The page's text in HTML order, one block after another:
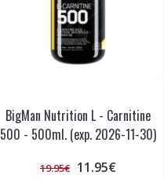
BigMan Nutrition L - Carnitine
500 - 500ml. (exp. 2026-11-30)
19.95€ 11.95€